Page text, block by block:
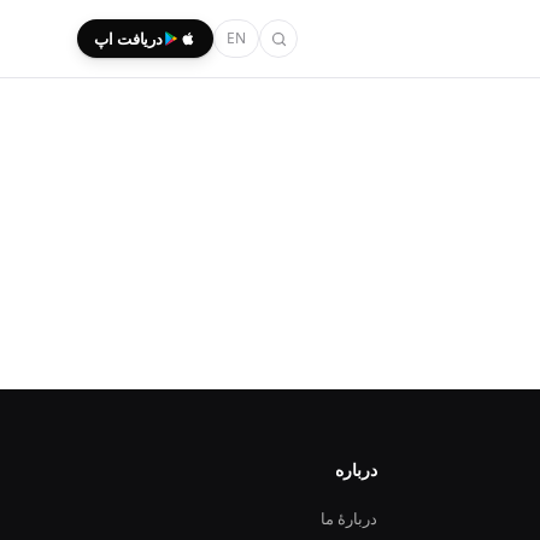
EN دریافت اپ
درباره
دربارهٔ ما